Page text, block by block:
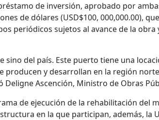
de inversión, aprobado por
de dólares (USD$100, 000,000.00),
periódicos sujetos al avance de la
sino del país. Este puerto tiene una
y desarrollan en la región
Ascención, Ministro de Obras
de ejecución de la rehabilitación del
en la que participan, además, la